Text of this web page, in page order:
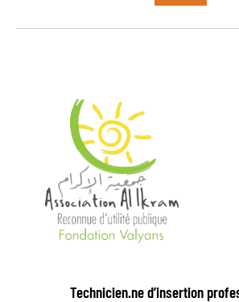
Technicien.ne d’insertion